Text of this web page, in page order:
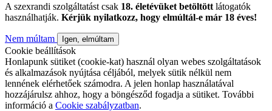
A szexrandi szolgáltatást csak 18. életévüket betöltött látogatók
használhatják. Kérjük nyilatkozz, hogy elmúltál-e már 18 éves!
Nem múltam Igen, elmúltam
Cookie beállítások
Honlapunk sütiket (cookie-kat) használ olyan webes szolgáltatások
és alkalmazások nyújtása céljából, melyek sütik nélkül nem
lennének elérhetőek számodra. A jelen honlap használatával
hozzájárulsz ahhoz, hogy a böngésződ fogadja a sütiket. További
információ a Cookie szabályzatban.